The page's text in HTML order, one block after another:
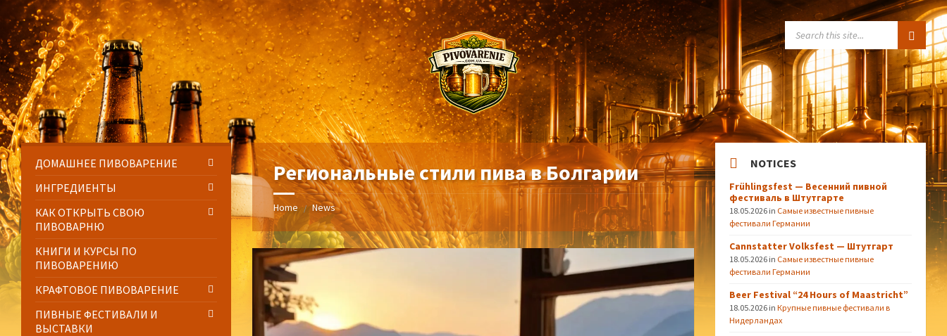
to
content
to
left
sidebar
to
right
sidebar
to
footer
Региональные стили пива в Болгарии
Home / News
ДОМАШНЕЕ ПИВОВАРЕНИЕ
ИНГРЕДИЕНТЫ
КАК ОТКРЫТЬ СВОЮ
ПИВОВАРНЮ
КНИГИ И КУРСЫ ПО
ПИВОВАРЕНИЮ
КРАФТОВОЕ ПИВОВАРЕНИЕ
ПИВНЫЕ ФЕСТИВАЛИ И
ВЫСТАВКИ
NOTICES
Frühlingsfest — Весенний пивной
фестиваль в Штутгарте
18.05.2026 in Самые известные пивные
фестивали Германии
Cannstatter Volksfest — Штутгарт
18.05.2026 in Самые известные пивные
фестивали Германии
Beer Festival “24 Hours of Maastricht”
18.05.2026 inКрупные пивные фестивали в
Нидерландах